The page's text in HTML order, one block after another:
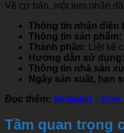
Về cơ bản, một tem nhãn
Thông tin nhận diện
Thông tin sản phẩm:
Thành phần: Liệt kê
Hướng dẫn sử dụng:
Thông tin nhà sản
Ngày sản xuất, hạn
Đọc thêm: Vietlabel – Đơn
Tầm quan trọng